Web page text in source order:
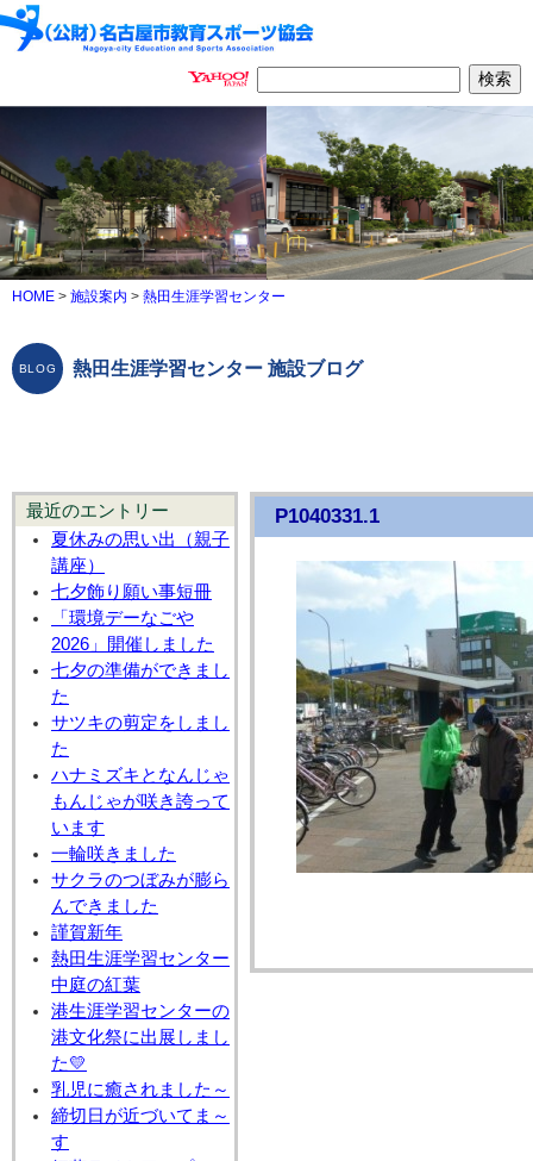
HOME > 施設案内 > 熱田生涯学習センター
熱田生涯学習センター 施設ブログ
最近のエントリー
夏休みの思い出（親子
講座）
七夕飾り願い事短冊
「環境デーなごや
2026」開催しました
七夕の準備ができまし
た
サツキの剪定をしまし
た
ハナミズキとなんじゃ
もんじゃが咲き誇って
います
一輪咲きました
サクラのつぼみが膨ら
んできました
謹賀新年
熱田生涯学習センター
中庭の紅葉
港生涯学習センターの
港文化祭に出展しまし
た💛
乳児に癒されました～
締切日が近づいてま～
す
P1040331.1